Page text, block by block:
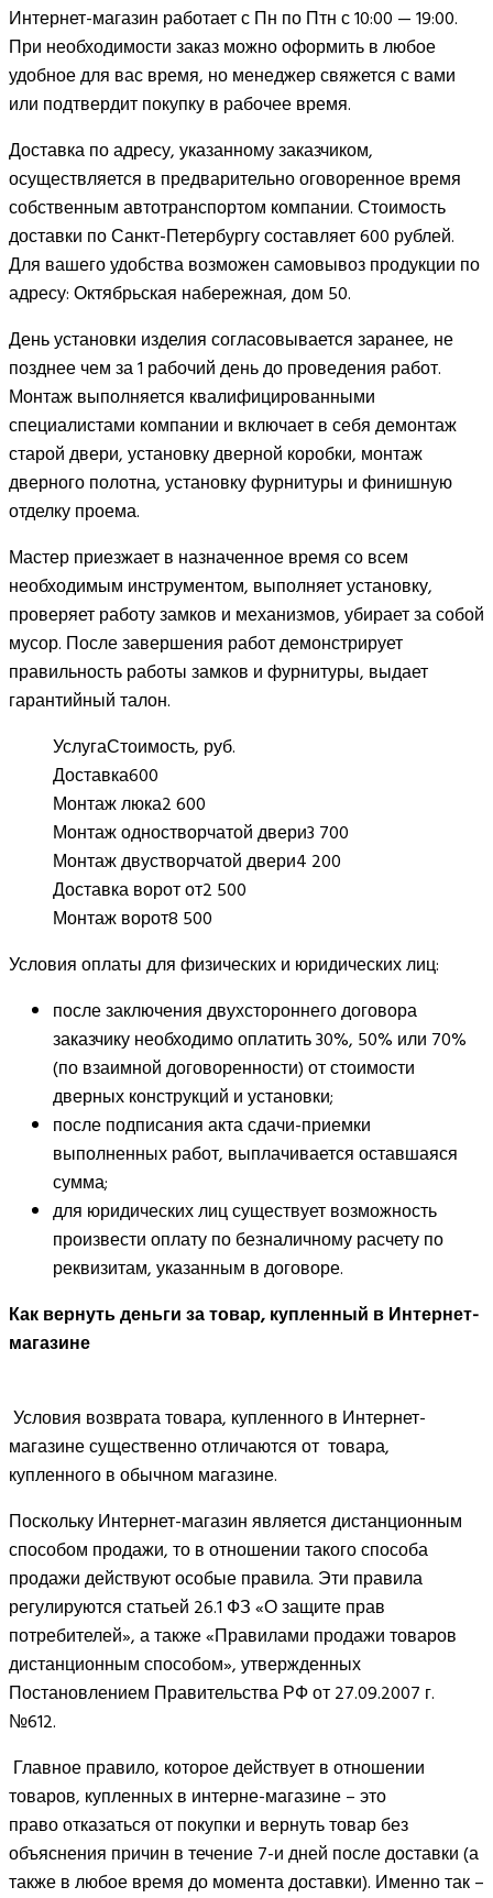
Интернет-магазин работает с Пн по Птн с 10:00 — 19:00.
При необходимости заказ можно оформить в любое
удобное для вас время, но менеджер свяжется с вами
или подтвердит покупку в рабочее время.
Доставка по адресу, указанному заказчиком,
осуществляется в предварительно оговоренное время
собственным автотранспортом компании. Стоимость
доставки по Санкт-Петербургу составляет 600 рублей.
Для вашего удобства возможен самовывоз продукции по
адресу: Октябрьская набережная, дом 50.
День установки изделия согласовывается заранее, не
позднее чем за 1 рабочий день до проведения работ.
Монтаж выполняется квалифицированными
специалистами компании и включает в себя демонтаж
старой двери, установку дверной коробки, монтаж
дверного полотна, установку фурнитуры и финишную
отделку проема.
Мастер приезжает в назначенное время со всем
необходимым инструментом, выполняет установку,
проверяет работу замков и механизмов, убирает за собой
мусор. После завершения работ демонстрирует
правильность работы замков и фурнитуры, выдает
гарантийный талон.
УслугаСтоимость, руб.
Доставка600
Монтаж люка2 600
Монтаж одностворчатой двери3 700
Монтаж двустворчатой двери4 200
Доставка ворот от2 500
Монтаж ворот8 500
Условия оплаты для физических и юридических лиц:
после заключения двухстороннего договора
заказчику необходимо оплатить 30%, 50% или 70%
(по взаимной договоренности) от стоимости
дверных конструкций и установки;
после подписания акта сдачи-приемки
выполненных работ, выплачивается оставшаяся
сумма;
для юридических лиц существует возможность
произвести оплату по безналичному расчету по
реквизитам, указанным в договоре.
Как вернуть деньги за товар, купленный в Интернет-
магазине
Условия возврата товара, купленного в Интернет-
магазине существенно отличаются от товара,
купленного в обычном магазине.
Поскольку Интернет-магазин является дистанционным
способом продажи, то в отношении такого способа
продажи действуют особые правила. Эти правила
регулируются статьей 26.1 ФЗ «О защите прав
потребителей», а также «Правилами продажи товаров
дистанционным способом», утвержденных
Постановлением Правительства РФ от 27.09.2007 г.
№612.
Главное правило, которое действует в отношении
товаров, купленных в интерне-магазине – это
право отказаться от покупки и вернуть товар без
объяснения причин в течение 7-и дней после доставки (а
также в любое время до момента доставки). Именно так –